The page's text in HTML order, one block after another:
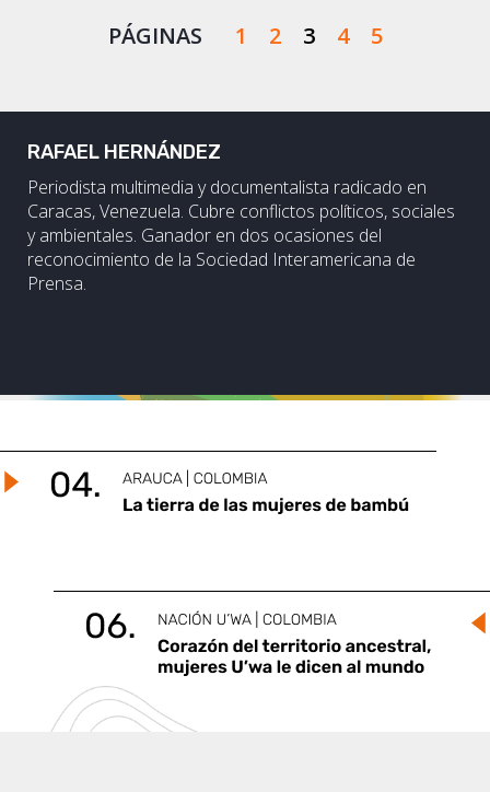
PÁGINAS 1 2 3 4 5
RAFAEL HERNÁNDEZ
Periodista multimedia y documentalista radicado en
Caracas, Venezuela. Cubre conflictos políticos, sociales
y ambientales. Ganador en dos ocasiones del
reconocimiento de la Sociedad Interamericana de
Prensa.